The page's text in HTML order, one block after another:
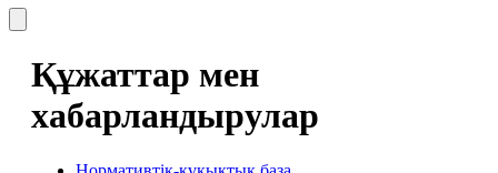
Құжаттар мен
хабарландырулар